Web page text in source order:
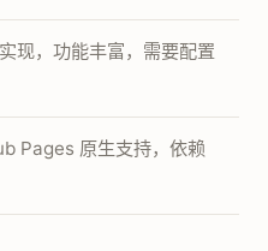
现，功能丰富，需要配置
Pages 原生支持，依赖